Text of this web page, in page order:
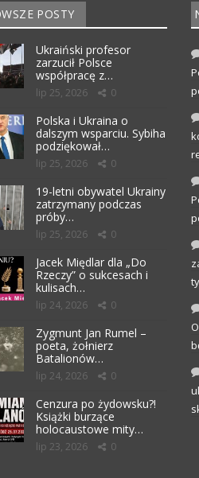
POSTY
Ukraiński profesor
zarzucił Polsce
współpracę z…
lip 25, 2026 0
Polska i Ukraina o
dalszym wsparciu. Sybiha
podziękował…
lip 25, 2026 0
19-letni obywatel Ukrainy
zatrzymany podczas
próby…
lip 25, 2026 0
Jacek Międlar dla „Do
Rzeczy” o sukcesach i
kulisach…
lip 24, 2026 0
Zygmunt Jan Rumel –
poeta, żołnierz
Batalionów…
lip 24, 2026 0
Cenzura po żydowsku?!
Książki burzące
holocaustowe mity…
lip 23, 2026 0